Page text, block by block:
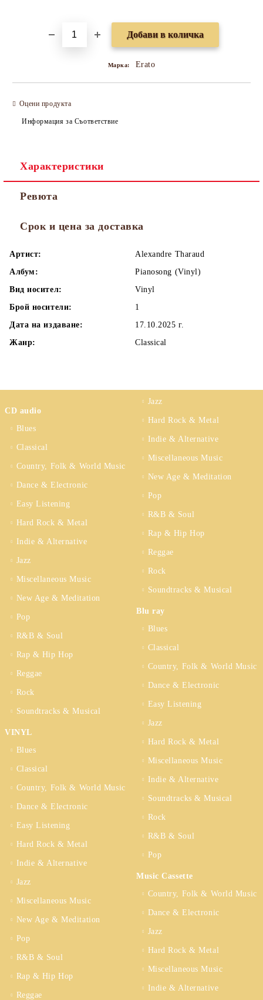
Марка: Erato
Оцени продукта
Информация за Съответствие
Характеристики
Ревюта
Срок и цена за доставка
Артист:
Alexandre Tharaud
Албум:
Pianosong (Vinyl)
Вид носител:
Vinyl
Брой носители:
1
Дата на издаване:
17.10.2025 г.
Жанр:
Classical
CD audio
Blues
Classical
Country, Folk & World Music
Dance & Electronic
Easy Listening
Hard Rock & Metal
Indie & Alternative
Jazz
Miscellaneous Music
New Age & Meditation
Pop
R&B & Soul
Rap & Hip Hop
Reggae
Rock
Soundtracks & Musical
VINYL
Blues
Classical
Country, Folk & World Music
Dance & Electronic
Easy Listening
Hard Rock & Metal
Indie & Alternative
Jazz
Miscellaneous Music
New Age & Meditation
Pop
R&B & Soul
Rap & Hip Hop
Reggae
Jazz
Hard Rock & Metal
Indie & Alternative
Miscellaneous Music
New Age & Meditation
Pop
R&B & Soul
Rap & Hip Hop
Reggae
Rock
Soundtracks & Musical
Blu ray
Blues
Classical
Country, Folk & World Music
Dance & Electronic
Easy Listening
Jazz
Hard Rock & Metal
Miscellaneous Music
Indie & Alternative
Soundtracks & Musical
Rock
R&B & Soul
Pop
Music Cassette
Country, Folk & World Music
Dance & Electronic
Jazz
Hard Rock & Metal
Miscellaneous Music
Indie & Alternative